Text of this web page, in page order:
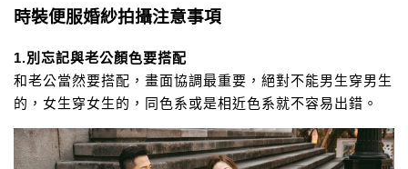
時裝便服婚紗拍攝注意事項
1.別忘記與老公顏色要搭配
和老公當然要搭配，畫面協調最重要， 絕對不能男生穿男生
的，女生穿女生的， 同色系或是相近色系就不容易出錯。